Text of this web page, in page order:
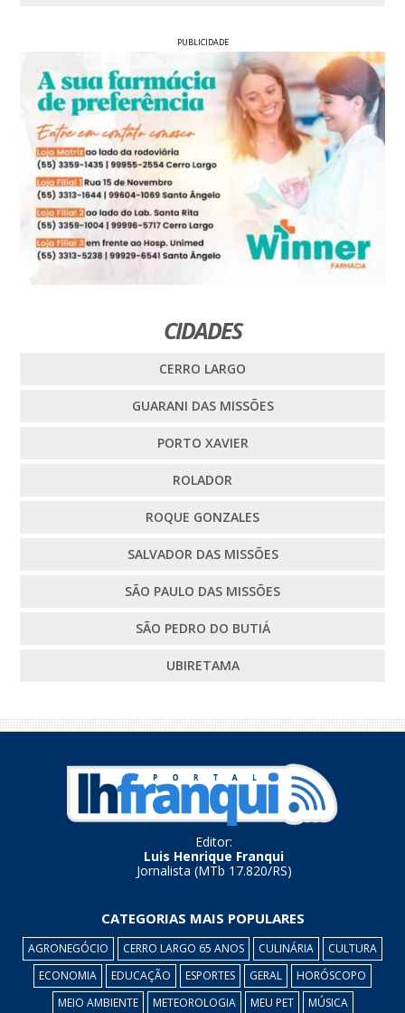
PUBLICIDADE
CIDADES
CERRO LARGO
GUARANI DAS MISSÕES
PORTO XAVIER
ROLADOR
ROQUE GONZALES
SALVADOR DAS MISSÕES
SÃO PAULO DAS MISSÕES
SÃO PEDRO DO BUTIÁ
UBIRETAMA
Editor:
Luis Henrique Franqui
Jornalista (MTb 17.820/RS)
CATEGORIAS MAIS POPULARES
AGRONEGÓCIO CERRO LARGO 65 ANOS CULINÁRIA
CULTURA
ECONOMIA
EDUCAÇÃO ESPORTES GERAL
HORÓSCOPO
MEIO AMBIENTE
METEOROLOGIA MEU PET MÚSICA